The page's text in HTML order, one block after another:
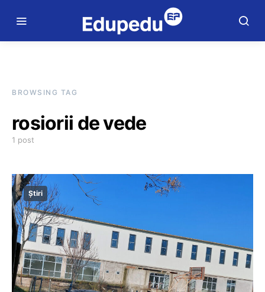
BROWSING TAG
rosiorii de vede
1 post
Știri